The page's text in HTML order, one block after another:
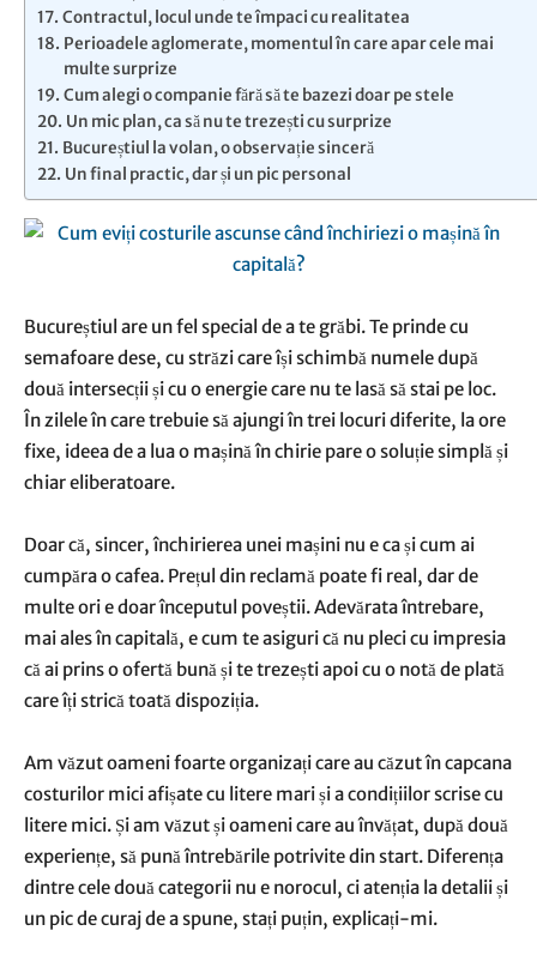
Contractul, locul unde te împaci cu realitatea
Perioadele aglomerate, momentul în care apar cele mai
multe surprize
Cum alegi o companie fără să te bazezi doar pe stele
Un mic plan, ca să nu te trezești cu surprize
Bucureștiul la volan, o observație sinceră
Un final practic, dar și un pic personal
Bucureștiul are un fel special de a te grăbi. Te prinde cu
semafoare dese, cu străzi care își schimbă numele după
două intersecții și cu o energie care nu te lasă să stai pe loc.
În zilele în care trebuie să ajungi în trei locuri diferite, la ore
fixe, ideea de a lua o mașină în chirie pare o soluție simplă și
chiar eliberatoare.
Doar că, sincer, închirierea unei mașini nu e ca și cum ai
cumpăra o cafea. Prețul din reclamă poate fi real, dar de
multe ori e doar începutul poveștii. Adevărata întrebare,
mai ales în capitală, e cum te asiguri că nu pleci cu impresia
că ai prins o ofertă bună și te trezești apoi cu o notă de plată
care îți strică toată dispoziția.
Am văzut oameni foarte organizați care au căzut în capcana
costurilor mici afișate cu litere mari și a condițiilor scrise cu
litere mici. Și am văzut și oameni care au învățat, după două
experiențe, să pună întrebările potrivite din start. Diferența
dintre cele două categorii nu e norocul, ci atenția la detalii și
un pic de curaj de a spune, stați puțin, explicați-mi.